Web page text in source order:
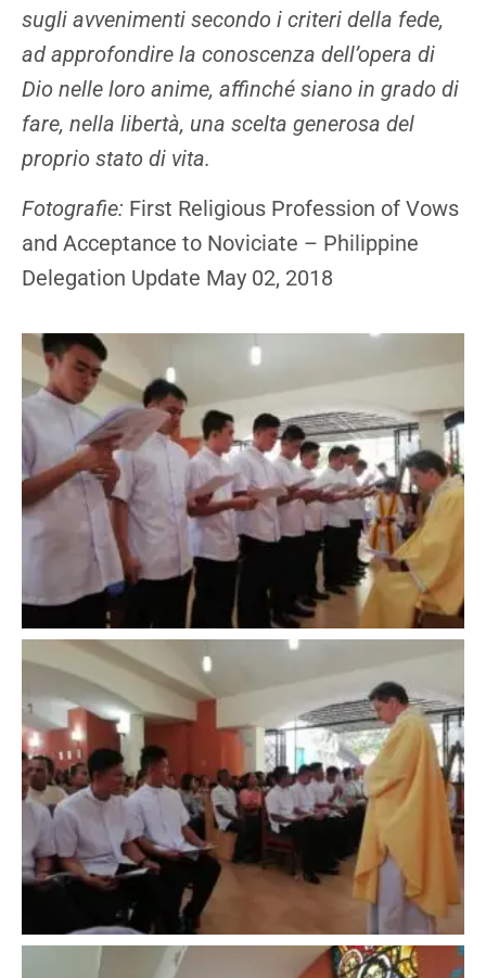
sugli avvenimenti secondo i criteri della fede,
ad approfondire la conoscenza dell’opera di
Dio nelle loro anime, affinché siano in grado di
fare, nella libertà, una scelta generosa del
proprio stato di vita.
Fotografie: First Religious Profession of Vows
and Acceptance to Noviciate – Philippine
Delegation Update May 02, 2018